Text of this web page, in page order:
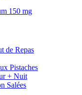
150 mg
de Repas
Pistaches
+ Nuit
Salées